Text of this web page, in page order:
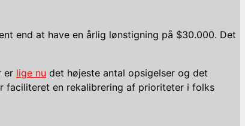
end at have en årlig lønstigning på $30.000. Det
er lige nu det højeste antal opsigelser og det
faciliteret en rekalibrering af prioriteter i folks